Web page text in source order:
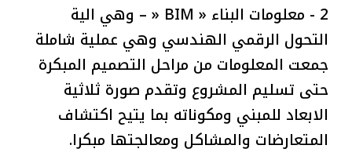
2 - معلومات البناء « BIM « – وهي الية
التحول الرقمي الهندسي وهي عملية شاملة
جمعت المعلومات من مراحل التصميم المبكرة
حتى تسليم المشروع وتقدم صورة ثلاثية
الابعاد للمبني ومكوناته بما يتيح اكتشاف
المتعارضات والمشاكل ومعالجتها مبكرا.